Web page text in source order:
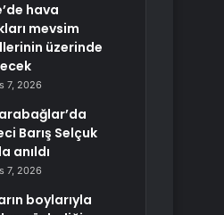
hava
mevsim
üzerinde
7, 2026
Barış Selçuk
anıldı
7, 2026
boylarıyla